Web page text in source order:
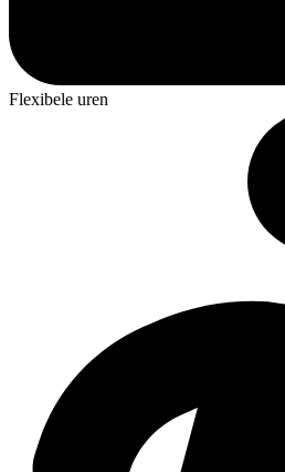
Flexibele uren